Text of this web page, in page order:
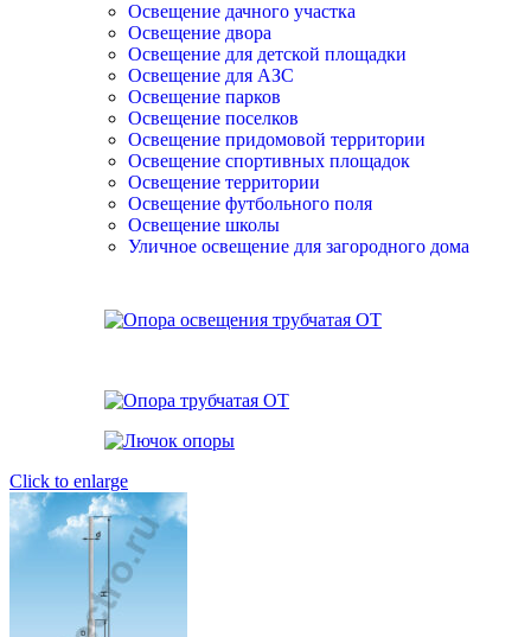
Освещение дачного участка
Освещение двора
Освещение для детской площадки
Освещение для АЗС
Освещение парков
Освещение поселков
Освещение придомовой территории
Освещение спортивных площадок
Освещение территории
Освещение футбольного поля
Освещение школы
Уличное освещение для загородного дома
Click to enlarge